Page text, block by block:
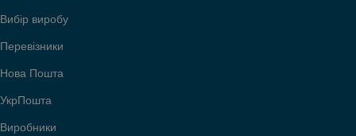
Вибір виробу
Перевізники
Нова Пошта
УкрПошта
Виробники